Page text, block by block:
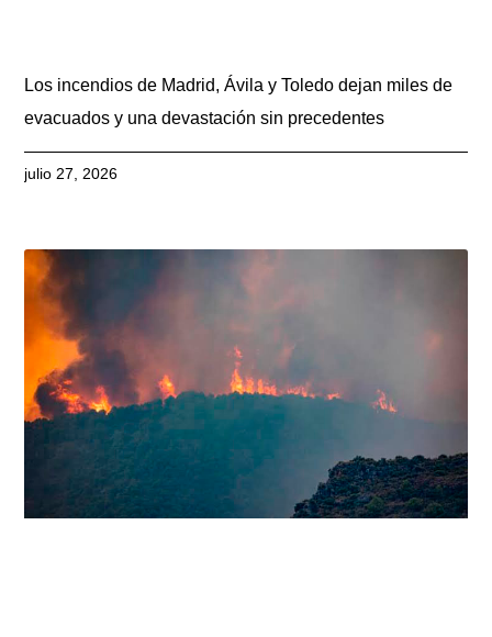
Los incendios de Madrid, Ávila y Toledo dejan miles de
evacuados y una devastación sin precedentes
julio 27, 2026